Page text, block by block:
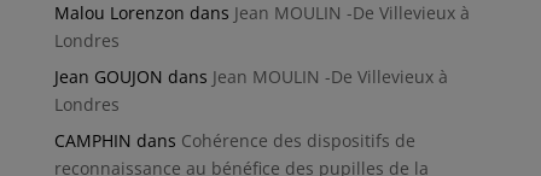
Malou Lorenzon dans Jean MOULIN -De Villevieux à
Londres
Jean GOUJON dans Jean MOULIN -De Villevieux à
Londres
CAMPHIN dans Cohérence des dispositifs de
reconnaissance au bénéfice des pupilles de la